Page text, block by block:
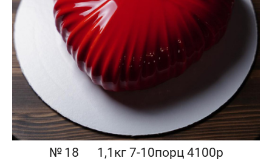
№ 18⠀⠀1,1кг 7-10порц 4100р